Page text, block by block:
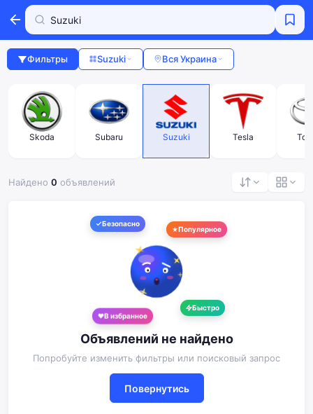
Фильтры Suzuki Вся Украина
Skoda Subaru Suzuki Tesla
Найдено 0 объявлений
Безопасно
Популярное
Быстро
В избранное
Объявлений не найдено
Попробуйте изменить фильтры или поисковый запрос
Повернутись